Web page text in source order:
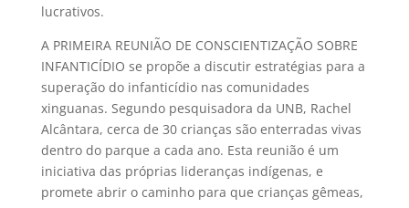
lucrativos.
A PRIMEIRA REUNIÃO DE CONSCIENTIZAÇÃO SOBRE
INFANTICÍDIO se propõe a discutir estratégias para a
superação do infanticídio nas comunidades
xinguanas. Segundo pesquisadora da UNB, Rachel
Alcântara, cerca de 30 crianças são enterradas vivas
dentro do parque a cada ano. Esta reunião é um
iniciativa das próprias lideranças indígenas, e
promete abrir o caminho para que crianças gêmeas,